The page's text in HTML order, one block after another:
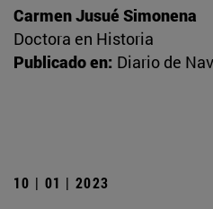
Carmen Jusué Simonena
Doctora en Historia
Publicado en: Diario de
10 | 01 | 2023